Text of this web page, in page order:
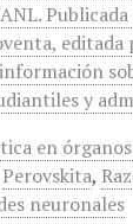
y
en
Perovskita,
neuronales